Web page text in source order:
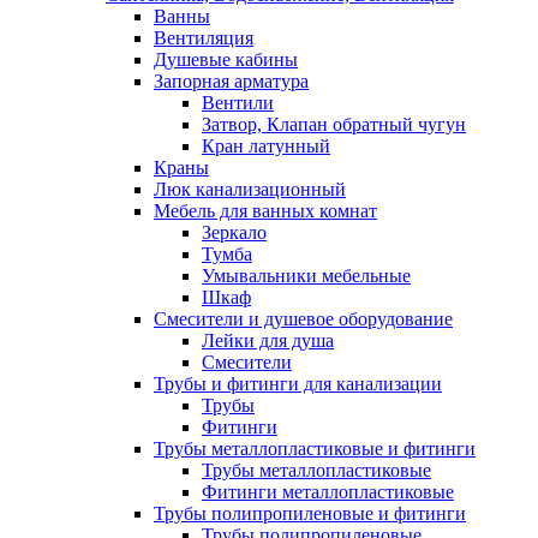
Ванны
Вентиляция
Душевые кабины
Запорная арматура
Вентили
Затвор, Клапан обратный чугун
Кран латунный
Краны
Люк канализационный
Мебель для ванных комнат
Зеркало
Тумба
Умывальники мебельные
Шкаф
Смесители и душевое оборудование
Лейки для душа
Смесители
Трубы и фитинги для канализации
Трубы
Фитинги
Трубы металлопластиковые и фитинги
Трубы металлопластиковые
Фитинги металлопластиковые
Трубы полипропиленовые и фитинги